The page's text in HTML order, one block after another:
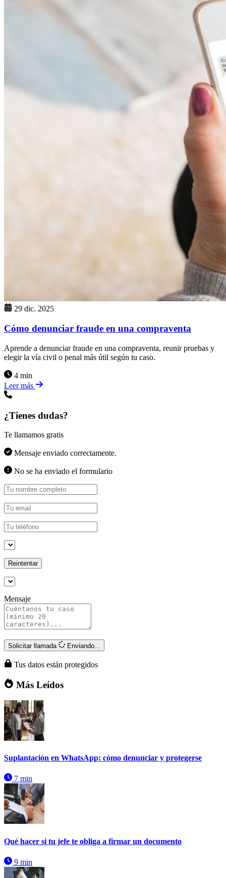
29 dic. 2025
Cómo denunciar fraude en una compraventa
Aprende a denunciar fraude en una compraventa, reunir pruebas y
elegir la vía civil o penal más útil según tu caso.
4 min
Leer más
¿Tienes dudas?
Te llamamos gratis
Mensaje enviado correctamente.
No se ha enviado el formulario
Reintentar
Mensaje
Solicitar llamada Enviando...
Tus datos están protegidos
Más Leídos
Suplantación en WhatsApp: cómo denunciar y protegerse
7 min
Qué hacer si tu jefe te obliga a firmar un documento
9 min